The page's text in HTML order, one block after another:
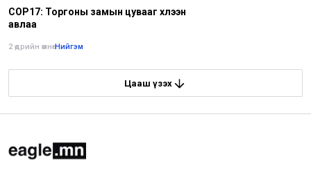
COP17: Торгоны замын цувааг хүлээн
авлаа
2 өдрийн өмнө•Нийгэм
Цааш үзэх